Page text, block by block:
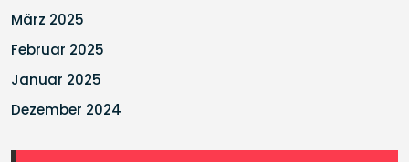
März 2025
Februar 2025
Januar 2025
Dezember 2024